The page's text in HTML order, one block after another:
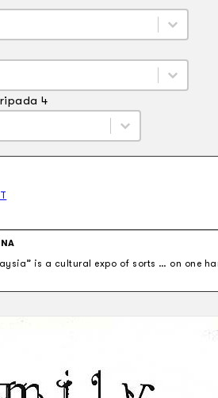
4
is a cultural expo of sorts … on one